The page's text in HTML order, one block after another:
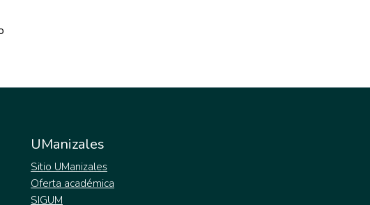
UManizales
Sitio UManizales
Oferta académica
SIGUM